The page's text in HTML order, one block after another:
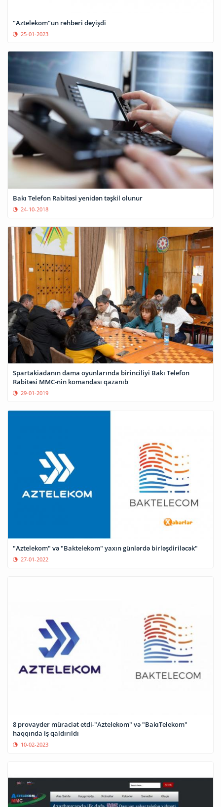
"Aztelekom"un rəhbəri dəyişdi
25-01-2023
Bakı Telefon Rabitəsi yenidən təşkil olunur
24-10-2018
Spartakiadanın dama oyunlarında birinciliyi Bakı Telefon
Rabitəsi MMC-nin komandası qazanıb
29-01-2019
"Aztelekom" və "Baktelekom" yaxın günlərdə birləşdiriləcək"
27-01-2022
8 provayder müraciət etdi-"Aztelekom" və "BakıTelekom"
haqqında iş qaldırıldı
10-02-2023